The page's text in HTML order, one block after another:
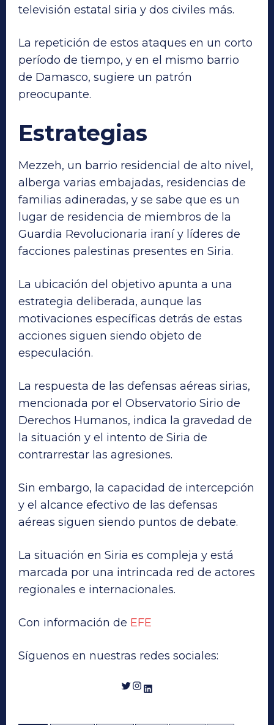
televisión estatal siria y dos civiles más.
La repetición de estos ataques en un corto
período de tiempo, y en el mismo barrio
de Damasco, sugiere un patrón
preocupante.
Estrategias
Mezzeh, un barrio residencial de alto nivel,
alberga varias embajadas, residencias de
familias adineradas, y se sabe que es un
lugar de residencia de miembros de la
Guardia Revolucionaria iraní y líderes de
facciones palestinas presentes en Siria.
La ubicación del objetivo apunta a una
estrategia deliberada, aunque las
motivaciones específicas detrás de estas
acciones siguen siendo objeto de
especulación.
La respuesta de las defensas aéreas sirias,
mencionada por el Observatorio Sirio de
Derechos Humanos, indica la gravedad de
la situación y el intento de Siria de
contrarrestar las agresiones.
Sin embargo, la capacidad de intercepción
y el alcance efectivo de las defensas
aéreas siguen siendo puntos de debate.
La situación en Siria es compleja y está
marcada por una intrincada red de actores
regionales e internacionales.
Con información de EFE
Síguenos en nuestras redes sociales:
Twitter InstagramLinkedIn